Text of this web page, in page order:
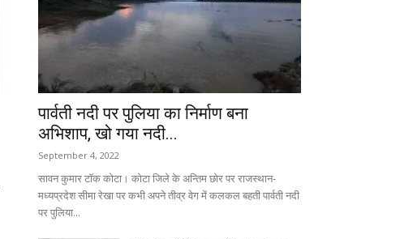
पार्वती नदी पर पुलिया का निर्माण बना
अभिशाप, खो गया नदी...
September 4, 2022
सावन कुमार टॉक कोटा। कोटा जिले के अन्तिम छोर पर राजस्थान-
मध्यप्रदेश सीमा रेखा पर कभी अपने तीव्र वेग में कलकल बहती पार्वती नदी
पर पुलिया...